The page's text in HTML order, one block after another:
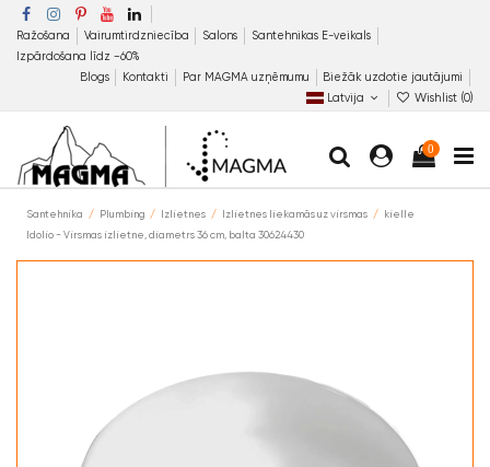
Ražošana Vairumtirdzniecība Salons
Santehnikas E-veikals
Izpārdošana līdz −60%
Blogs
Kontakti Par MAGMA uzņēmumu
Biežāk uzdotie jautājumi
Latvija
Wishlist (0)
0
Santehnika Plumbing Izlietnes Izlietnes liekamās uz virsmas
kielle
Idolio - Virsmas izlietne, diametrs 36 cm, balta 30624430